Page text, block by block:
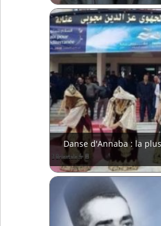
Danse d'Annaba : la